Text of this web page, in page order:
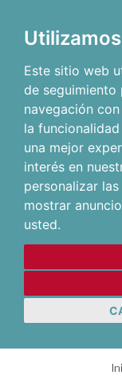
Este sitio web
de seguimiento
navegación
la
una mejor
interés en
personalizar
mostrar
usted.